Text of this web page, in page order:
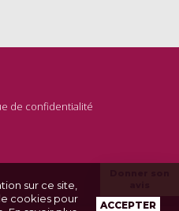
de confidentialité
sur ce site,
cookies pour
ACCEPTER